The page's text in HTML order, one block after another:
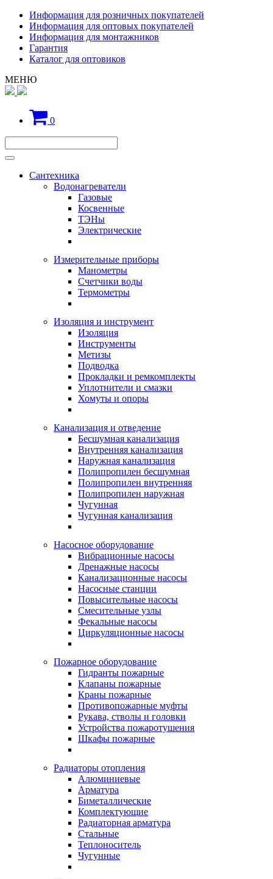
Информация для розничных покупателей
Информация для оптовых покупателей
Информация для монтажников
Гарантия
Каталог для оптовиков
МЕНЮ
0
Сантехника
Водонагреватели
Газовые
Косвенные
ТЭНы
Электрические
Измерительные приборы
Манометры
Счетчики воды
Термометры
Изоляция и инструмент
Изоляция
Инструменты
Метизы
Подводка
Прокладки и ремкомплекты
Уплотнители и смазки
Хомуты и опоры
Канализация и отведение
Бесшумная канализация
Внутренняя канализация
Наружная канализация
Полипропилен бесшумная
Полипропилен внутренняя
Полипропилен наружная
Чугунная
Чугунная канализация
Насосное оборудование
Вибрационные насосы
Дренажные насосы
Канализационные насосы
Насосные станции
Повысительные насосы
Смесительные узлы
Фекальные насосы
Циркуляционные насосы
Пожарное оборудование
Гидранты пожарные
Клапаны пожарные
Краны пожарные
Противопожарные муфты
Рукава, стволы и головки
Устройства пожаротушения
Шкафы пожарные
Радиаторы отопления
Алюминиевые
Арматура
Биметаллические
Комплектующие
Радиаторная арматура
Стальные
Теплоноситель
Чугунные